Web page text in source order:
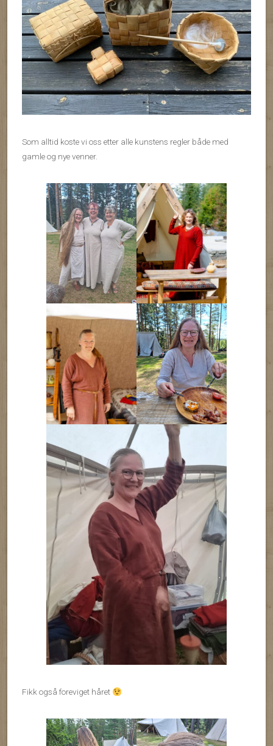
Som alltid koste vi oss etter alle kunstens regler både med
gamle og nye venner.
Fikk også foreviget håret